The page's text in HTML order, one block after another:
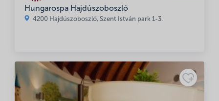
Hungarospa Hajdúszoboszló
4200 Hajdúszoboszló, Szent István park 1-3.